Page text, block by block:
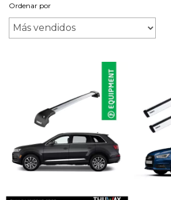
Ordenar por